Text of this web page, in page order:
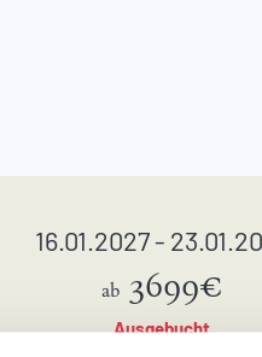
16.01.2027 -
ab 3699€
Ausgebucht